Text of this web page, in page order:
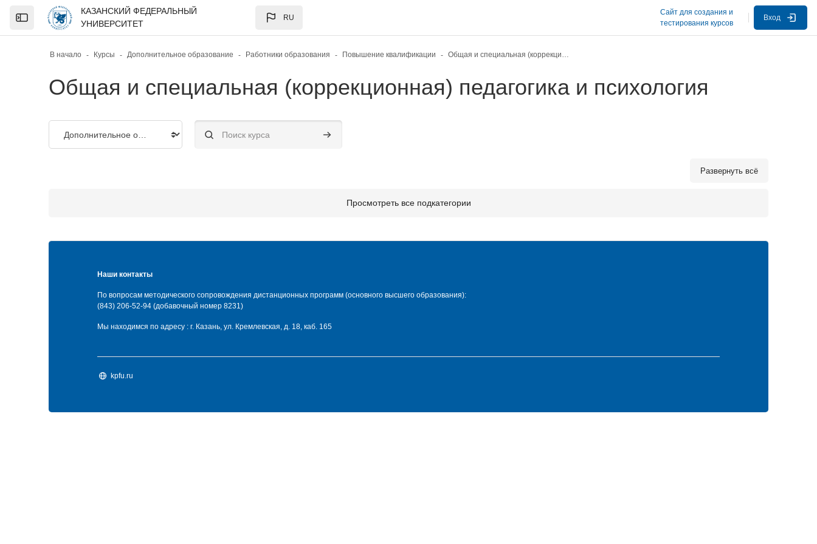
Skip to sidebar navigation menu
Skip to page footer
Перейти к основному содержанию
Open the sidebar
КАЗАНСКИЙ ФЕДЕРАЛЬНЫЙ
УНИВЕРСИТЕТ
RU
Сайт для создания и
тестирования курсов
Вход
В начало Курсы Дополнительное образование Работники образования Повышение квалификации Общая и специальная (коррекционная) педагогика и психология
Общая и специальная (коррекционная) педагогика и психология
Категории курсов Поиск курса Поиск курса
Развернуть всё
Просмотреть все подкатегории
Наши контакты
По вопросам методического сопровождения дистанционных программ (основного высшего образования):
(843) 206-52-94 (добавочный номер 8231)
Мы находимся по адресу : г. Казань, ул. Кремлевская, д. 18, каб. 165
kpfu.ru